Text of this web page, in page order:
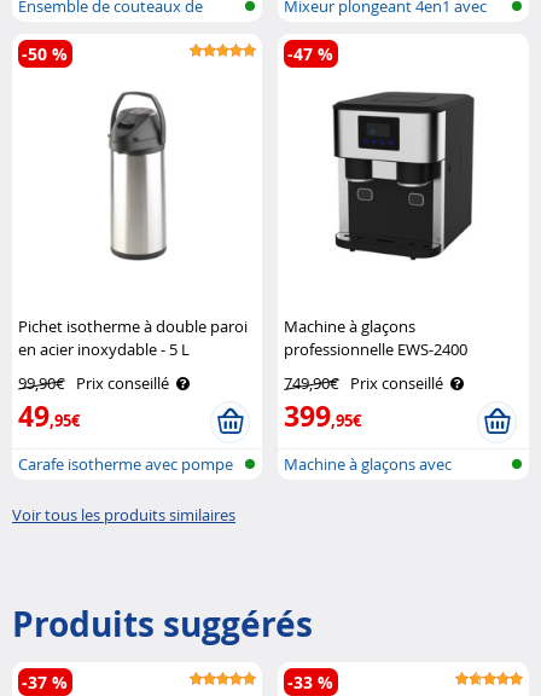
Ensemble de couteaux de
cuisine fai..
Mixeur plongeant 4en1 avec
accessoi..
Pichet isotherme à double paroi
en acier inoxydable - 5 L
Rosenstein & Söhne
99,90€ Prix conseillé
49,95€
-50 %
Carafe isotherme avec pompe
Machine à glaçons
professionnelle EWS-2400
749,90€ Prix conseillé
399,95€
-47 %
Machine à glaçons avec
Voir tous les produits similaires
Produits suggérés
-37 % -33 %